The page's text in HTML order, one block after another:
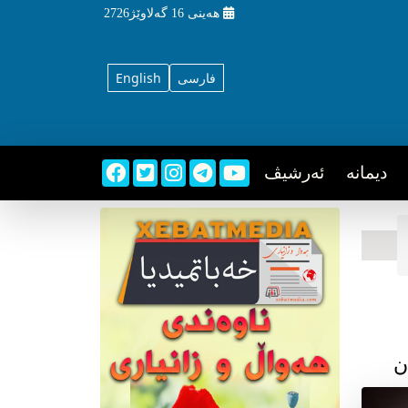
هه‌ینی 16 گه‌لاوێژ2726
English فارسی
دیمانه ئه‌رشیڤ